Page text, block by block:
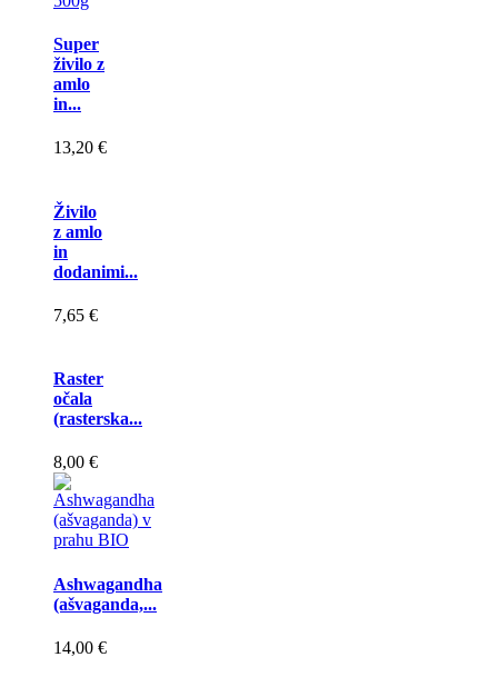
Super
živilo z
amlo
in...
13,20 €
Živilo
z amlo
in
dodanimi...
7,65 €
Raster
očala
(rasterska...
8,00 €
Ashwagandha
(ašvaganda,...
14,00 €